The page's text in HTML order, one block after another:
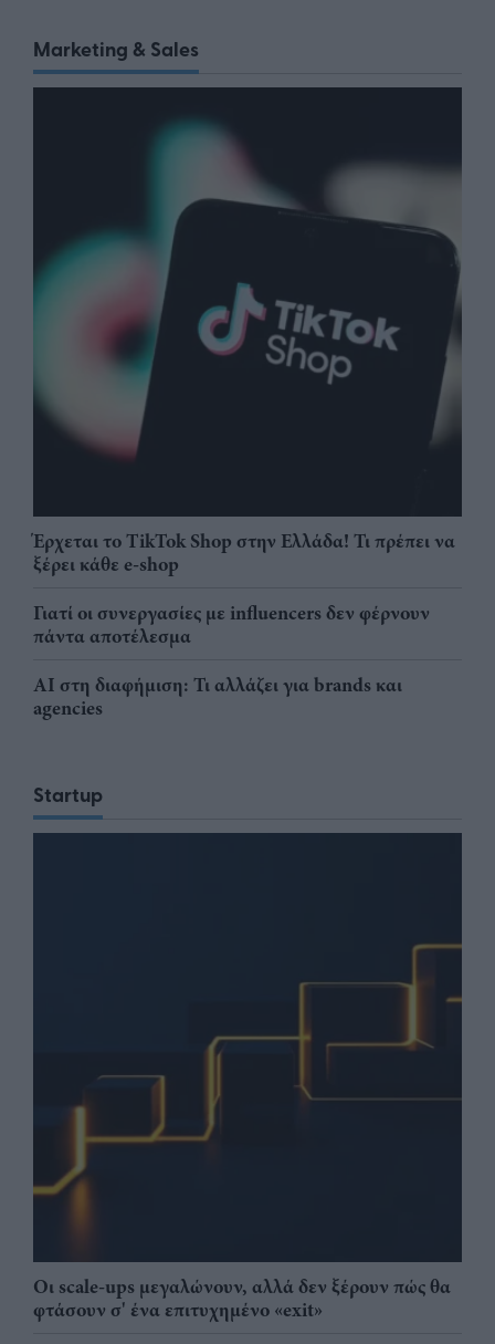
Marketing & Sales
Έρχεται το TikTok Shop στην Ελλάδα! Τι πρέπει να
ξέρει κάθε e-shop
Γιατί οι συνεργασίες με influencers δεν φέρνουν
πάντα αποτέλεσμα
AI στη διαφήμιση: Τι αλλάζει για brands και
agencies
Startup
Οι scale-ups μεγαλώνουν, αλλά δεν ξέρουν πώς θα
φτάσουν σ' ένα επιτυχημένο «exit»